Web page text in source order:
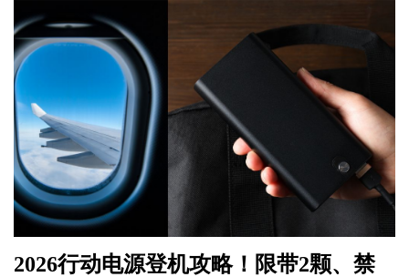
2026行动电源登机攻略！限带2颗、禁